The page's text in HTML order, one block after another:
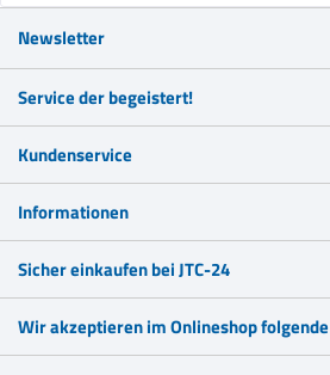
Newsletter
Service der begeistert!
Kundenservice
Informationen
Sicher einkaufen bei JTC-24
Wir akzeptieren im Onlineshop